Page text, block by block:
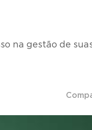
na gestão de